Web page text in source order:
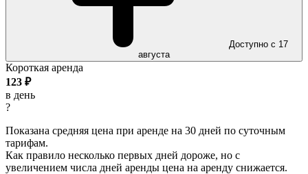
Доступно с 17
августа
Короткая аренда
123 ₽
в день
?
Показана средняя цена при аренде на 30 дней по суточным
тарифам.
Как правило несколько первых дней дороже, но с
увеличением числа дней аренды цена на аренду снижается.